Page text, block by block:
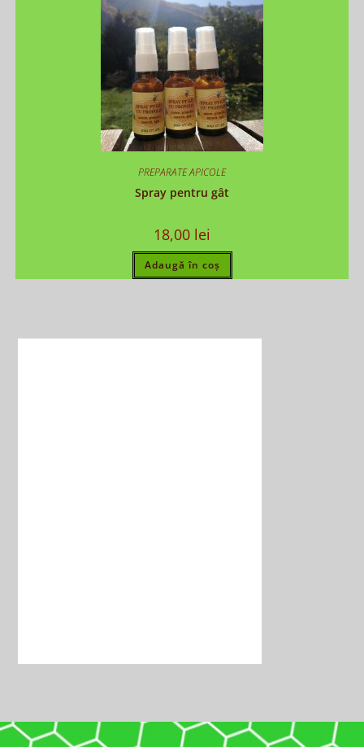
PREPARATE APICOLE
Spray pentru gât
18,00 lei
Adaugă în coș